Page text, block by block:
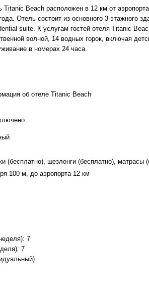
Titanic Beach расположен в 12 км от
Отель состоит из основного 3-этажного
suite. К услугам гостей отеля Titanic
волной, 14 водных горок, включая
в номерах 24 часа.
об отеле Titanic Beach
(бесплатно), шезлонги (бесплатно), матрасы
100 м, до аэропорта 12 км
7
7